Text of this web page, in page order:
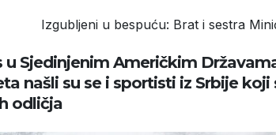
Izgubljeni u bespuću: Brat i sestra
Sjedinjenim Američkim
našli su se i sportisti iz Srbije koji
odličja